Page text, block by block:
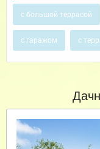
с большой террасой
с гаражом с